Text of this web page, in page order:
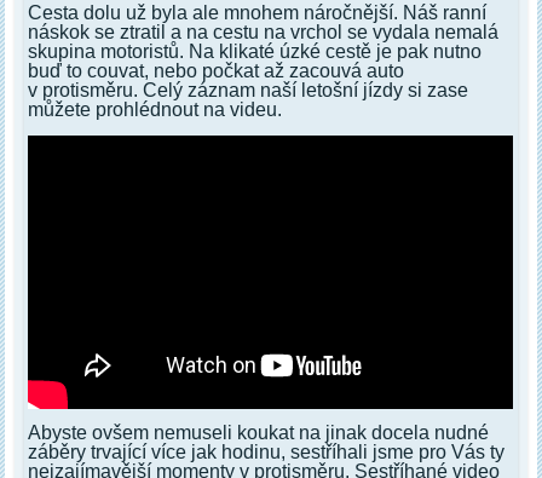
Cesta dolu už byla ale mnohem náročnější. Náš ranní
náskok se ztratil a na cestu na vrchol se vydala nemalá
skupina motoristů. Na klikaté úzké cestě je pak nutno
buď to couvat, nebo počkat až zacouvá auto
v protisměru. Celý záznam naší letošní jízdy si zase
můžete prohlédnout na videu.
Abyste ovšem nemuseli koukat na jinak docela nudné
záběry trvající více jak hodinu, sestříhali jsme pro Vás ty
nejzajímavější momenty v protisměru. Sestříhané video